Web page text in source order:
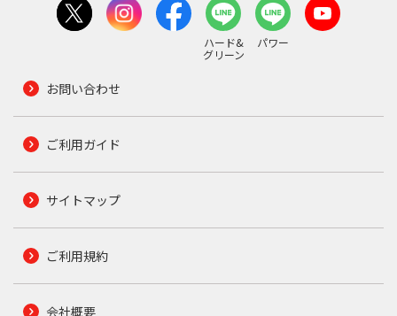
ハード&
グリーン
パワー
お問い合わせ
ご利用ガイド
サイトマップ
ご利用規約
会社概要